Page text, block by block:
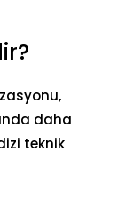
daha
teknik